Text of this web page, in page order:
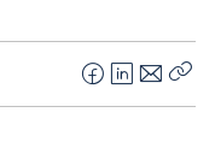
F
a
L
i
E
-